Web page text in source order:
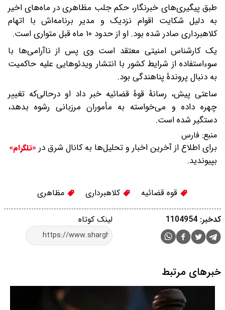
طبق پیگیری‌های خبرنگار، حکم جلب مظاهری در ماه‌های اخیر
به دلیل شکایت اقوام نزدیک و مدیر برنامه‌اش با اتهام
کلاهبرداری صادر شده بود. او از حدود ۱۰ ماه قبل متواری است.
یک کارشناس امنیتی معتقد است وی پس از ناآرامی‌ها با
سوءاستفاده از شرایط کشور با انتشار ویدئوهایی علیه حاکمیت
به دنبال پروندۀ پناهندگی بود.
ساعتی پیش، رسانۀ قوۀ قضائیه خبر داد او درحالی‌که تغییر
چهره داده و می‌خواسته به مأموران مرزبانی رشوه بدهد،
دستگیر شده است.
منبع: فارس
برای اطلاع از آخرین اخبار و تحلیل‌ها به کانال شرق در «تلگرام»
بپیوندید.
قوه قضائیه کلاهبرداری مظاهری
لینک کوتاه کدخبر: 1104954
خبرهای مرتبط